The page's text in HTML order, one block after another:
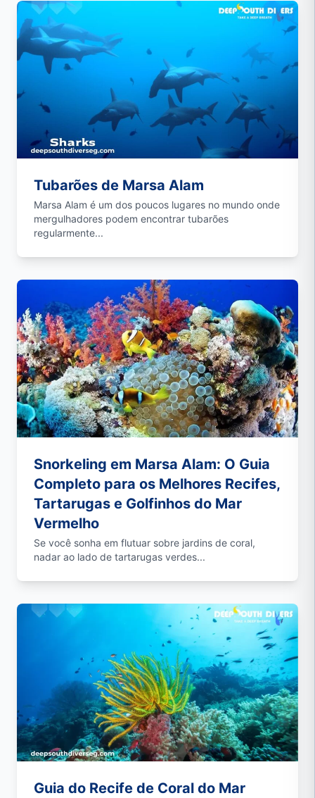
Tubarões de Marsa Alam
Marsa Alam é um dos poucos lugares no mundo onde
mergulhadores podem encontrar tubarões
regularmente...
Snorkeling em Marsa Alam: O Guia
Completo para os Melhores Recifes,
Tartarugas e Golfinhos do Mar
Vermelho
Se você sonha em flutuar sobre jardins de coral,
nadar ao lado de tartarugas verdes...
Guia do Recife de Coral do Mar